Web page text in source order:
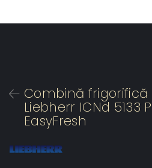
Combină
Liebherr ICNd 5133
EasyFresh